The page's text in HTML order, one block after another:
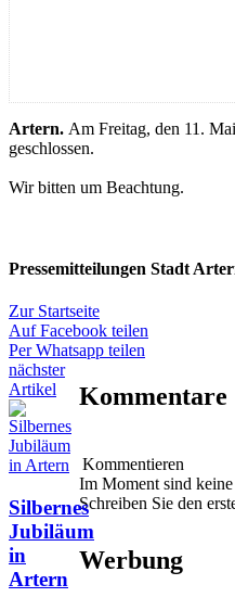
Artern. Am Freitag, den 11.
geschlossen.
Wir bitten um Beachtung.
Pressemitteilungen Stadt
Zur Startseite
Auf Facebook teilen
Per Whatsapp teilen
nächster
Artikel
Silbernes
Jubiläum
in
Artern
Kommentare
Kommentieren
Im Moment sind
Schreiben Sie den
Werbung